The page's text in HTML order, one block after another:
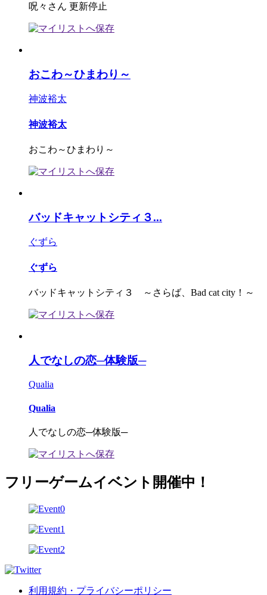
呪々さん 更新停止
おこわ～ひまわり～
神波裕太
神波裕太
おこわ～ひまわり～
バッドキャットシティ３...
ぐずら
ぐずら
バッドキャットシティ３ ～さらば、Bad cat city！～
人でなしの恋─体験版─
Qualia
Qualia
人でなしの恋─体験版─
フリーゲームイベント開催中！
利用規約・プライバシーポリシー